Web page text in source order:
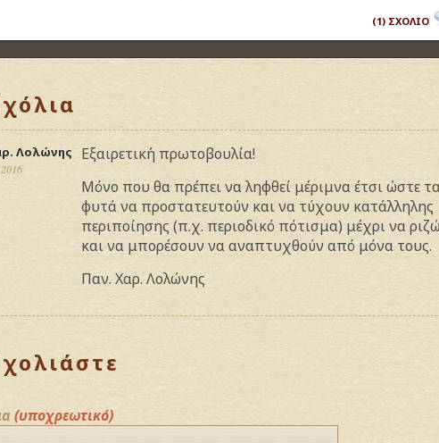
(1) ΣΧΟΛΙΟ
Λολώνης
Εξαιρετική πρωτοβουλία!
Μόνο που θα πρέπει να ληφθεί μέριμνα έτσι ώστε
φυτά να προστατευτούν και να τύχουν κατάλληλης
περιποίησης (π.χ. περιοδικό πότισμα) μέχρι να
και να μπορέσουν να αναπτυχθούν από μόνα τους.
Παν. Χαρ. Λολώνης
(υποχρεωτικό)